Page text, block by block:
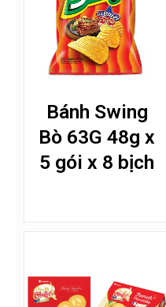
Bánh Swing
Bò 63G 48g x
5 gói x 8 bịch